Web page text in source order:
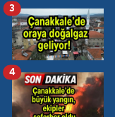
3
4